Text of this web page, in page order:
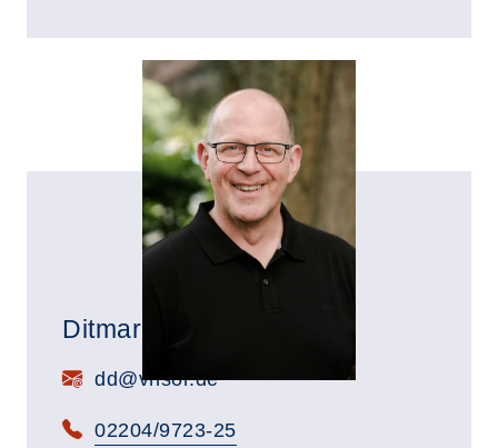
Ditmar Dölger
E-Mail:dd@vhsor.de
Telefon:
02204/9723-25